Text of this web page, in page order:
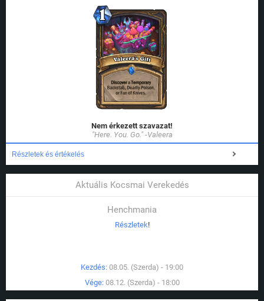
Nem érkezett szavazat!
"Here. You. Go." -Valeera
Részletek és értékelés
Aktuális Kocsmai Verekedés
Henchmania
Részletek!
Kezdés: 08.05. (Szerda) - 19:00
Vége: 08.12. (Szerda) - 18:00